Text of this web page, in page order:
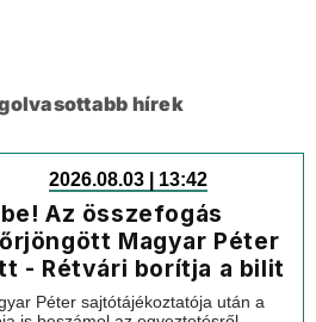
hírek
2026.08.03 | 13:42
Az összefogás
Magyar Péter
- Rétvári borítja a bilit
Péter sajtótájékoztatója után a